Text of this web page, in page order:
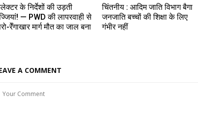
के निर्देशों की उड़ती
— PWD की लापरवाही से
रेँगाखार मार्ग मौत का जाल बना
चिंतनीय : आदिम जाति विभाग बैगा
जनजाति बच्चों की शिक्षा के लिए
गंभीर नहीं
A COMMENT